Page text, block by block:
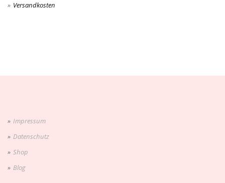
Versandkosten
Impressum
Datenschutz
Shop
Blog